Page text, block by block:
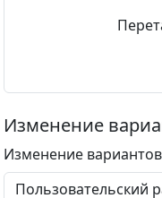
Изменение
Изменение